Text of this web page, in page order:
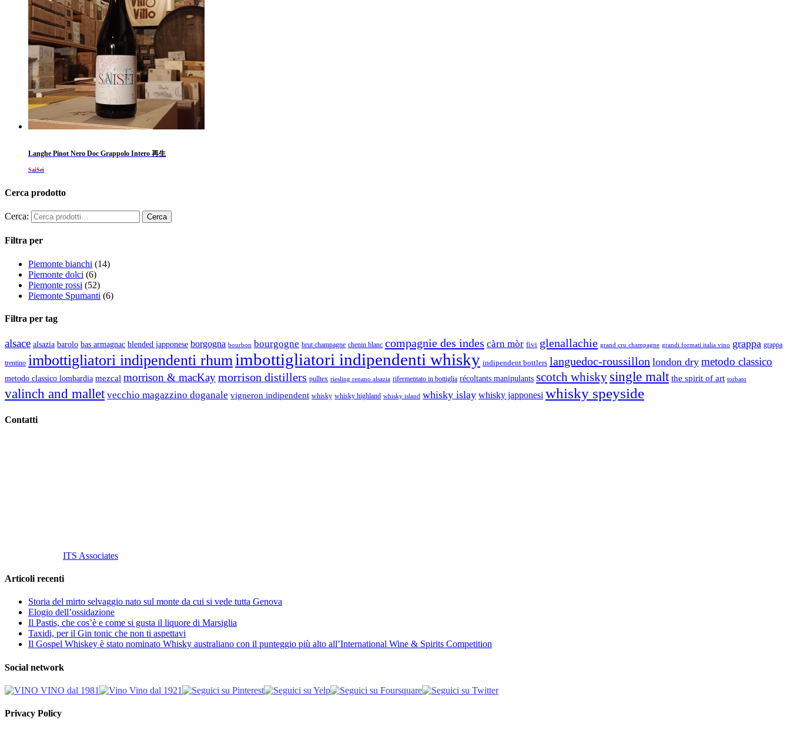
Langhe Pinot Nero Doc Grappolo Intero 再生
SaiSei
Cerca prodotto
Cerca:
Filtra per
Piemonte bianchi (14)
Piemonte dolci (6)
Piemonte rossi (52)
Piemonte Spumanti (6)
Filtra per tag
alsace alsazia barolo bas armagnac blended japponese borgogna bourbon bourgogne brut champagne chenin blanc compagnie des indes càrn mòr fivi glenallachie grand cru champagne grandi formati italia vino grappa grappa
trentino imbottigliatori indipendenti rhumimbottigliatori indipendenti whisky indipendent bottlers languedoc-roussillon london dry metodo classico
metodo classico lombardia mezcal morrison & macKaymorrison distillers pulltex riesling renano alsazia rifermentato in bottiglia récoltants manipulants scotch whisky single malt the spirit of art torbato
valinch and mallet vecchio magazzino doganale vigneron indipendent whisky whisky highland whisky island whisky islay whisky japponesi whisky speyside
Contatti
ITS Associates
Articoli recenti
Storia del mirto selvaggio nato sul monte da cui si vede tutta Genova
Elogio dell’ossidazione
Il Pastis, che cos’è e come si gusta il liquore di Marsiglia
Taxidi, per il Gin tonic che non ti aspettavi
Il Gospel Whiskey è stato nominato Whisky australiano con il punteggio più alto all’International Wine & Spirits Competition
Social network
Privacy Policy